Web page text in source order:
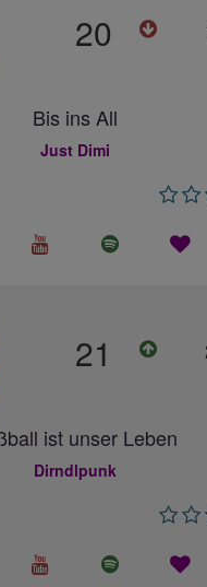
20
Bis ins All
Just Dimi
21
ist unser Leben
Dirndlpunk